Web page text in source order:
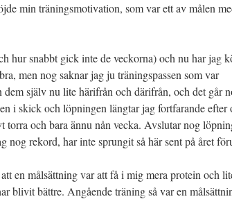
min träningsmotivation, som var ett av målen
hur snabbt gick inte de veckorna) och nu har jag
men nog saknar jag ju träningspassen som var
själv nu lite härifrån och därifrån, och det går
i skick och löpningen längtar jag fortfarande efter
torra och bara ännu nån vecka. Avslutar nog
nog rekord, har inte sprungit så här sent på året
en målsättning var att få i mig mera protein och
blivit bättre. Angående träning så var en